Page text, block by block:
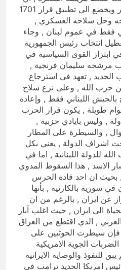
يوافق على وقف إطلاق النار ويخضع الى تطبيق قرار 1701
وحل سلاحه العسكري ,
فقط في عموم لبنان , وجاء
انتخاب رئيس الجمهورية
ابتزاز القوى السياسية في
مرشحه سليمان فرنجية ,
الجديد , تعهد في استرجاع
من حزب الله , وعلى نزع سلاح
اللبناني فقط , وإعادة
طويلة , يكون قرار الحرب
, وليس بايادي حزبية ,
, والسيطرة على المطار
اشراف الدولة , يعني بكل
للدولة اللبنانية , اما في
الاسد , هذا السقوط المدوي
بحيث ان احد قادة الحرس
سورية بالكارثية , بأنها
عن ايران , بالرغم من ان
الى ايران , حيث اغلب آبار
, الذي اقتطع من العراق
سيطرت الحوثيين على
الجوية الامريكية
للنفوذ والوصاية الايرانية
امريكا الجديد ترامب في